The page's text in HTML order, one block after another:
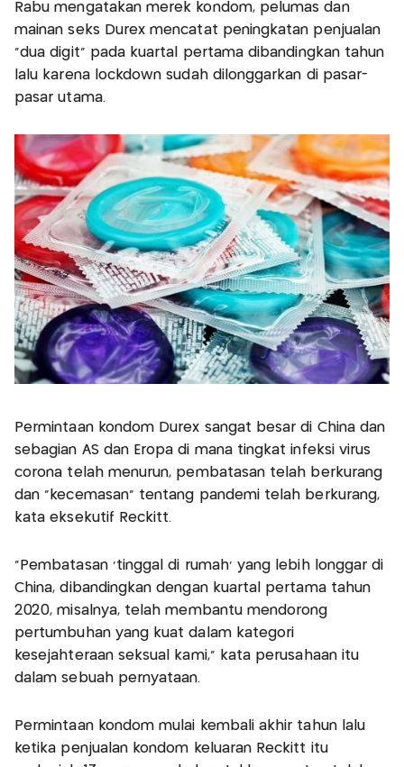
Rabu mengatakan merek kondom, pelumas dan
mainan seks Durex mencatat peningkatan penjualan
"dua digit" pada kuartal pertama dibandingkan tahun
lalu karena lockdown sudah dilonggarkan di pasar-
pasar utama.
Permintaan kondom Durex sangat besar di China dan
sebagian AS dan Eropa di mana tingkat infeksi virus
corona telah menurun, pembatasan telah berkurang
dan "kecemasan" tentang pandemi telah berkurang,
kata eksekutif Reckitt.
"Pembatasan 'tinggal di rumah' yang lebih longgar di
China, dibandingkan dengan kuartal pertama tahun
2020, misalnya, telah membantu mendorong
pertumbuhan yang kuat dalam kategori
kesejahteraan seksual kami," kata perusahaan itu
dalam sebuah pernyataan.
Permintaan kondom mulai kembali akhir tahun lalu
ketika penjualan kondom keluaran Reckitt itu